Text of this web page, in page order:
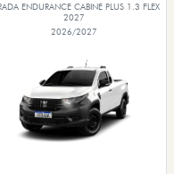
ENDURANCE CABINE PLUS 1.3 FLEX
2027
2026/2027